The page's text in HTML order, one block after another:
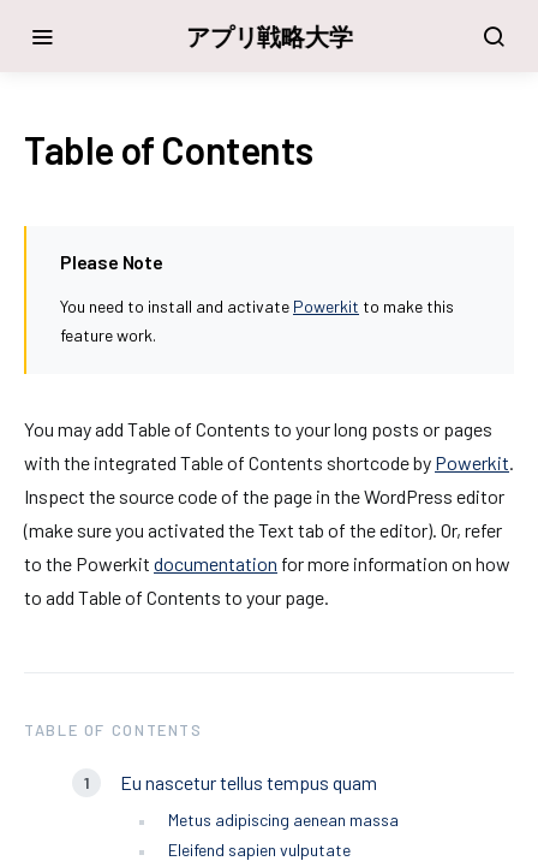
アプリ戦略大学
Table of Contents
Please Note
You need to install and activate Powerkit to make this
feature work.
You may add Table of Contents to your long posts or pages
with the integrated Table of Contents shortcode by Powerkit.
Inspect the source code of the page in the WordPress editor
(make sure you activated the Text tab of the editor). Or, refer
to the Powerkit documentation for more information on how
to add Table of Contents to your page.
TABLE OF CONTENTS
Eu nascetur tellus tempus quam
Metus adipiscing aenean massa
Eleifend sapien vulputate